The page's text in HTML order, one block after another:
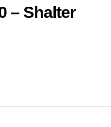
– Shalter